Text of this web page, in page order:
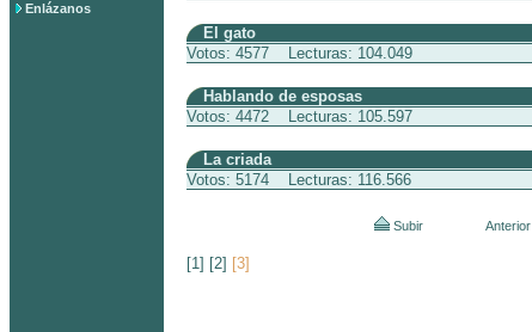
Enlázanos
El gato
Votos: 4577 Lecturas: 104.049
Hablando de esposas
Votos: 4472 Lecturas: 105.597
La criada
Votos: 5174 Lecturas: 116.566
Subir Anterior
[1] [2] [3]